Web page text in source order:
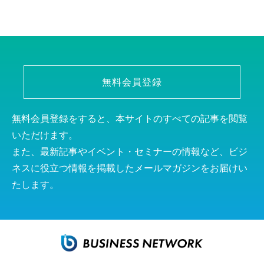
無料会員登録
無料会員登録をすると、本サイトのすべての記事を閲覧
いただけます。
また、最新記事やイベント・セミナーの情報など、ビジ
ネスに役立つ情報を掲載したメールマガジンをお届けい
たします。